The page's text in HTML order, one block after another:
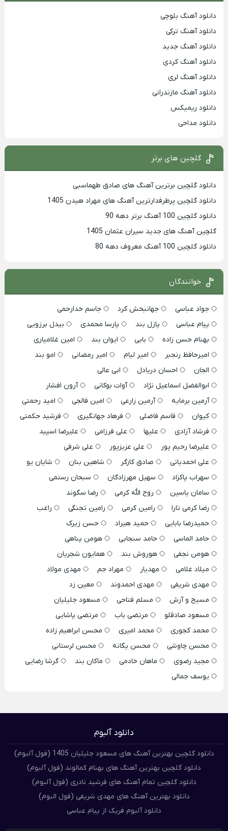
دانلود آهنگ بلوچی
دانلود آهنگ ترکی
دانلود آهنگ جدید
دانلود آهنگ کردی
دانلود آهنگ لری
دانلود آهنگ مازندرانی
دانلود ریمیکس
دانلود مداحی
گلچین های برتر
دانلود گلچین برترین آهنگ های صادق طهماسبی
دانلود گلچین پرطرفدارترین آهنگ های مهراد هیدن 1405
دانلود گلچین 100 آهنگ برتر دهه 90
گلچین آهنگ های جدید سیران عثمان 1405
دانلود گلچین 100 آهنگ معروف دهه 80
خوانندگان
جواد عباسی جهانبخش کرد
جاسم خدارحمی
پیام عباسی
پازل بند پارسا محمدی
بیدل برزویی
بهنام حسن زاده
بابی ایوان بند
امین غلامیاری
امیرحافظ رنجبر
امیر لیام امیر رمضانی
امو بند
الجان
احسان دریادل
ابی عالی
ابوالفضل اسماعیل نژاد
آوات بوکانی
آرون افشار
آرمین برمایه
آرمین زارعی امین فالجی
امید رحمتی
کیوان
قاسم فاضلی فرهاد جهانگیری
فرشید حکمتی
فرشاد آزادی
علیها علی فرزامی
علیرضا اسپید
علیرضا رحیم پور
علی عزیزپور
علی شرفی
علی احمدیانی
صادق کارگر شاهین بنان
شایان یو
سهراب پاکزاد
سهیل مهرزادگان
سبحان رستمی
سامان یاسین
روح الله کرمی
رضا سگوند
رضا کرمی تارا
رامین کرمی رامین تجنگی
راغب
حمیدرضا بابایی
حمید هیراد
حسن زیرک
حامد الماسی
حامد سنجابی
هومن پناهی
هومن نجفی
هوروش بند
همایون شجریان
میلاد غلامی
مهدیار مهراد جم
مهدی مولاد
مهدی شریفی
مهدی احمدوند
معین زد
مسیح و آرش
مسلم فتاحی
مسعود جلیلیان
مسعود صادقلو
مرتضی باب
مرتضی پاشایی
محمد کجوری
محمد امیری
محسن ابراهیم زاده
محسن چاوشی
محسن یگانه
محسن لرستانی
مجید رضوی
ماهان خادمی ماکان بند
گرشا رضایی
یوسف جمالی
دانلود آلبوم
دانلود گلچین بهترین آهنگ های مسعود جلیلیان 1405 (فول آلبوم)
دانلود گلچین بهترین آهنگ های بهنام کمالوند (فول آلبوم)
دانلود گلچین تمام آهنگ های فرشید نادری (فول آلبوم)
دانلود بهترین آهنگ های مهدی شریفی (فول البوم)
دانلود آلبوم فریک از پیام عباسی